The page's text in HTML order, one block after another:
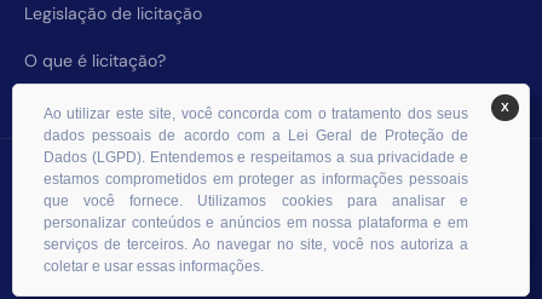
Legislação de licitação
O que é licitação?
© 2026 RHS Licitações. Todos os direitos reservados.
X
Ao utilizar este site, você concorda com o tratamento dos seus
dados pessoais de acordo com a Lei Geral de Proteção de
Dados (LGPD). Entendemos e respeitamos a sua privacidade e
estamos comprometidos em proteger as informações pessoais
que você fornece. Utilizamos cookies para analisar e
personalizar conteúdos e anúncios em nossa plataforma e em
serviços de terceiros. Ao navegar no site, você nos autoriza a
coletar e usar essas informações.